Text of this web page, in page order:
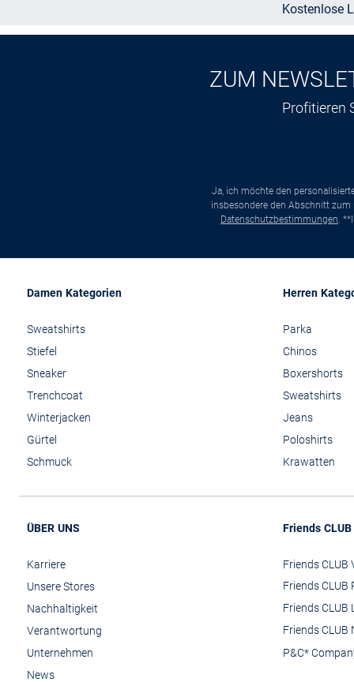
Kostenlose
ZUM
Profitieren
Ja, ich möchte den
insbesondere den Abschnitt zum
Datenschutzbestimmungen.
Damen Kategorien
Sweatshirts
Stiefel
Sneaker
Trenchcoat
Winterjacken
Gürtel
Schmuck
Herren
Parka
Chinos
Boxershorts
Sweatshirts
Jeans
Poloshirts
Krawatten
ÜBER UNS
Karriere
Unsere Stores
Nachhaltigkeit
Verantwortung
Unternehmen
News
Friends CLUB
Friends CLUB
Friends CLUB
Friends CLUB
Friends CLUB
P&C*